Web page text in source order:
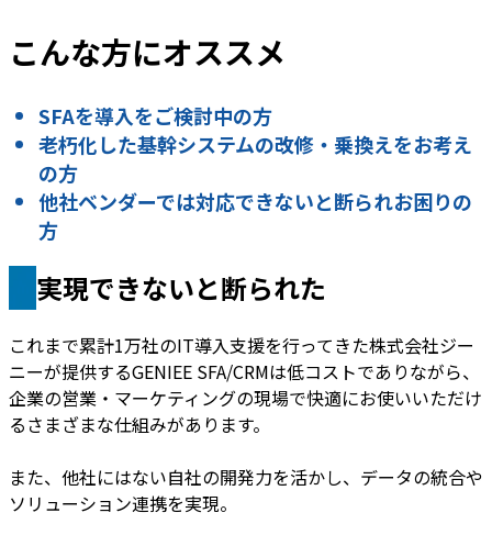
こんな方にオススメ
SFAを導入をご検討中の方
老朽化した基幹システムの改修・乗換えをお考え
の方
他社ベンダーでは対応できないと断られお困りの
方
実現できないと断られた
これまで累計1万社のIT導入支援を行ってきた株式会社ジー
ニーが提供するGENIEE SFA/CRMは低コストでありながら、
企業の営業・マーケティングの現場で快適にお使いいただけ
るさまざまな仕組みがあります。
また、他社にはない自社の開発力を活かし、データの統合や
ソリューション連携を実現。